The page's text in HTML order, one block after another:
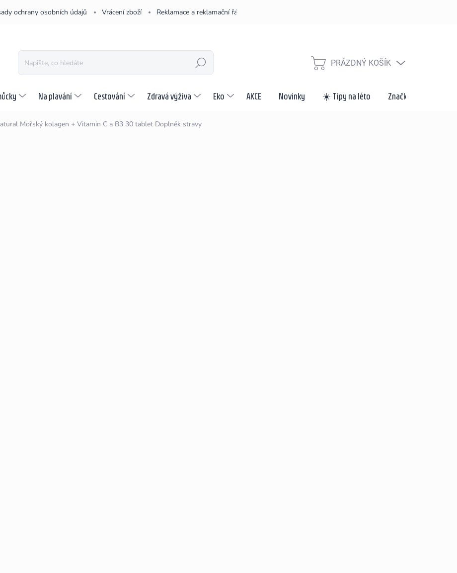
ochrany osobních údajů Vrácení zboží Reklamace a reklamační řád
HLEDAT
NÁKUPNÍ
PRÁZDNÝ KOŠÍK
Na plavání Cestování Zdravá výživa Eko AKCE Novinky ☀️ Tipy na léto Značky
Mořský kolagen + Vitamin C a B3 30 tablet Doplněk stravy